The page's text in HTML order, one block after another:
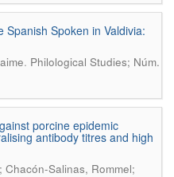
Spoken in Valdivia:
. Philological Studies; Núm.
porcine epidemic
antibody titres and high
Salinas, Rommel;